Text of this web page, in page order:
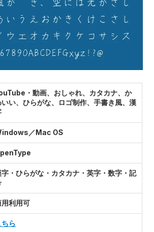
・動画、おしゃれ、カタカナ、か
いい、ひらがな、ロゴ制作、手書き風、漢
／Mac OS
字・ひらがな・カタカナ・英字・数字・記
用利用可
ちら